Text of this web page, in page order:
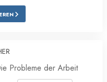
Probleme der Arbeit